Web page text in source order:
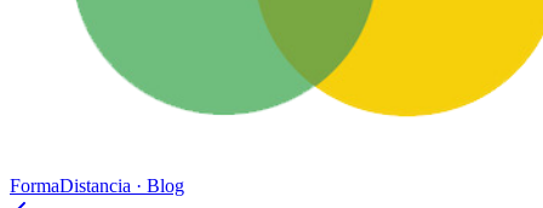
FormaDistancia · Blog